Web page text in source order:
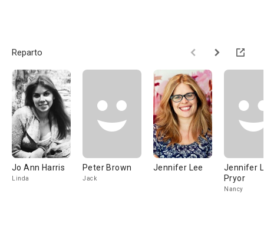
Reparto
Jo Ann Harris
Linda
Peter Brown
Jack
Jennifer Lee
Jennifer
Pryor
Nancy